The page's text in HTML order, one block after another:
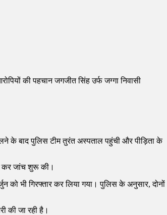
की पहचान जगजीत सिंह उर्फ जग्गा निवासी
के बाद पुलिस टीम तुरंत अस्पताल पहुंची और पीड़िता के
कर जांच शुरू की।
को भी गिरफ्तार कर लिया गया। पुलिस के अनुसार, दोनों
की जा रही है।